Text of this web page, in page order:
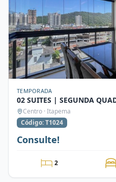
TEMPORADA
02 SUITES | SEGUNDA
Centro · Itapema
Código: T1024
Consulte!
2